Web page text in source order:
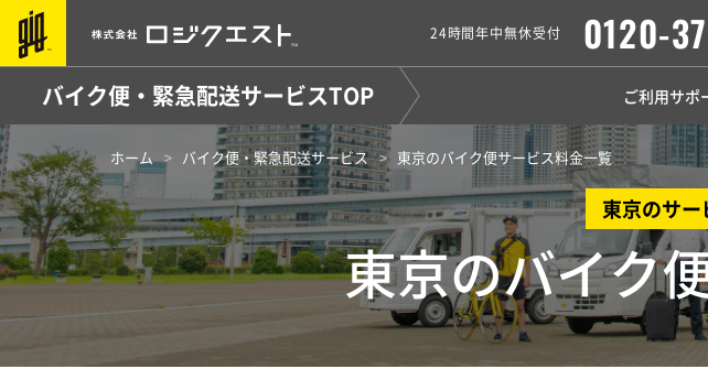
24時間年中無休受付 0120-
バイク便・緊急配送サービスTOP ご利用サポ
東京のサ
東京のバイク
ホーム バイク便・緊急配送サービス 東京のバイク便サービス料金一覧